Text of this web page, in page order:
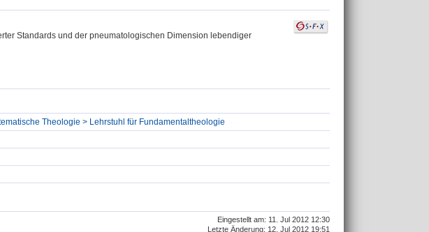
Standards und der pneumatologischen Dimension lebendiger
Theologie > Lehrstuhl für Fundamentaltheologie
Eingestellt am: 11. Jul 2012 12:30
Letzte Änderung: 12. Jul 2012 19:51